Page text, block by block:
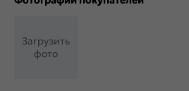
Загрузить
фото